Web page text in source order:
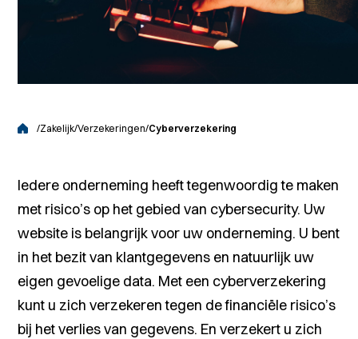
/Zakelijk/Verzekeringen/Cyberverzekering
Iedere onderneming heeft tegenwoordig te maken
met risico’s op het gebied van cybersecurity. Uw
website is belangrijk voor uw onderneming. U bent
in het bezit van klantgegevens en natuurlijk uw
eigen gevoelige data. Met een cyberverzekering
kunt u zich verzekeren tegen de financiële risico’s
bij het verlies van gegevens. En verzekert u zich